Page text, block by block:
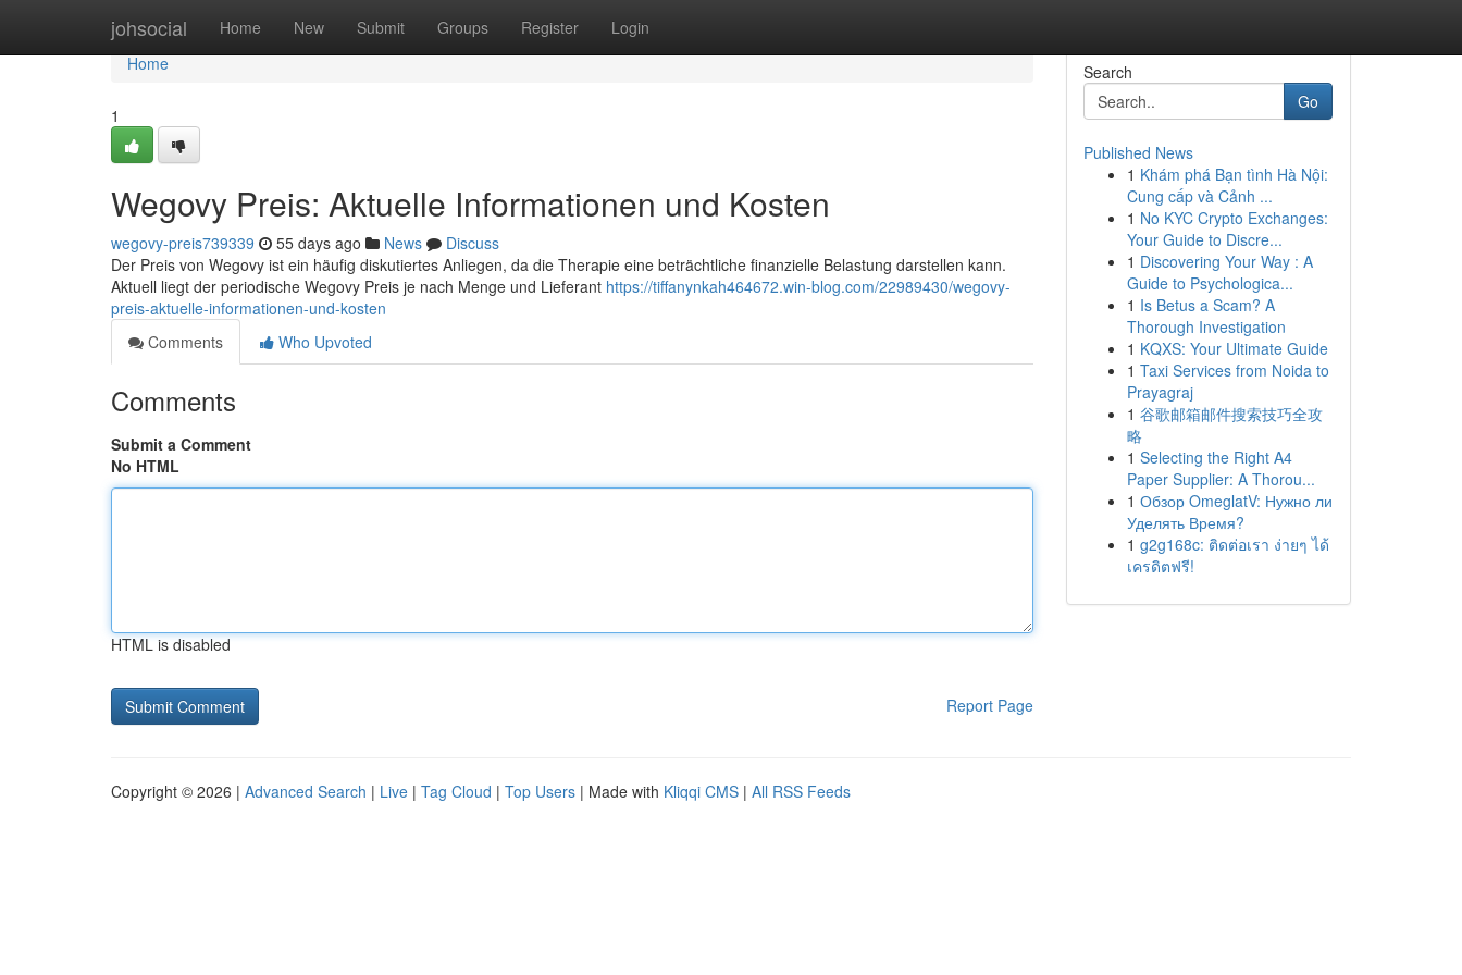
johsocial Home New Submit Groups Register Login
Home
Home
1
Wegovy Preis: Aktuelle Informationen und Kosten
wegovy-preis739339 55 days ago News
Discuss
Der Preis von Wegovy ist ein häufig diskutiertes Anliegen, da die Therapie eine beträchtliche finanzielle Belastung darstellen kann.
Aktuell liegt der periodische Wegovy Preis je nach Menge und Lieferant https://tiffanynkah464672.win-blog.com/22989430/wegovy-
preis-aktuelle-informationen-und-kosten
Comments
Who Upvoted
Comments
Submit a Comment
No HTML
HTML is disabled
Report Page
Search
Go
Published News
1 Khám phá Bạn tình Hà Nội:
Cung cấp và Cảnh ...
1 No KYC Crypto Exchanges:
Your Guide to Discre...
1 Discovering Your Way : A
Guide to Psychologica...
1 Is Betus a Scam? A
Thorough Investigation
1 KQXS: Your Ultimate Guide
1 Taxi Services from Noida to
Prayagraj
1 谷歌邮箱邮件搜索技巧全攻
略
1 Selecting the Right A4
Paper Supplier: A Thorou...
1 Обзор OmeglatV: Нужно ли
Уделять Время?
1 g2g168c: ติดต่อเรา ง่ายๆ ได้
เครดิตฟรี!
Copyright © 2026 | Advanced Search | Live | Tag Cloud | Top Users | Made with Kliqqi CMS | All RSS Feeds